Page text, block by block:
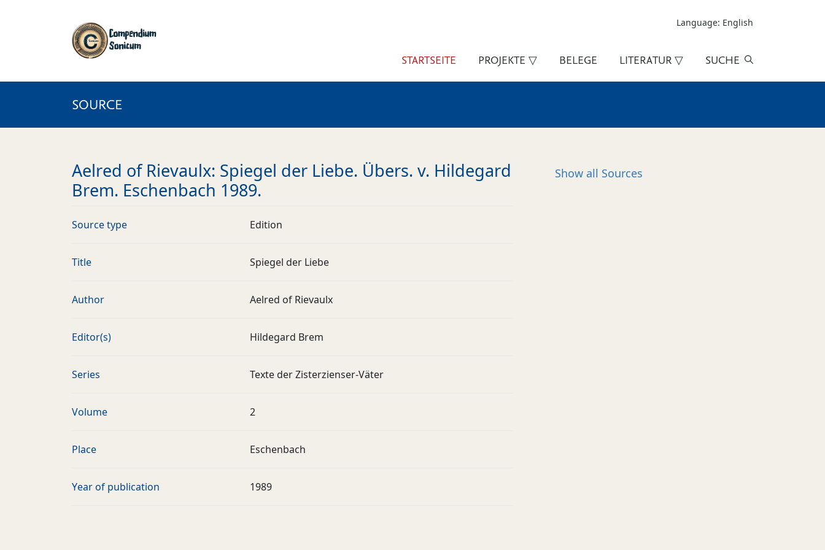
Language: English
STARTSEITE PROJEKTE ▽ BELEGE LITERATUR ▽ SUCHE
SOURCE
Aelred of Rievaulx: Spiegel der Liebe. Übers. v. Hildegard
Brem. Eschenbach 1989.
Source type Edition
Title Spiegel der Liebe
Author Aelred of Rievaulx
Editor(s) Hildegard Brem
Series Texte der Zisterzienser-Väter
Volume 2
Place Eschenbach
Year of publication 1989
Show all Sources